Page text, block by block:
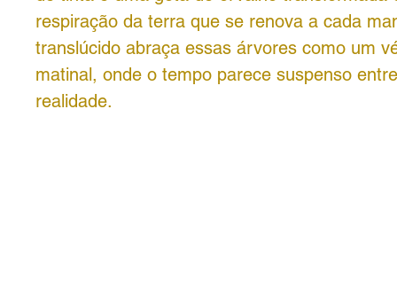
respiração da terra que se renova a cada
translúcido abraça essas árvores como um
matinal, onde o tempo parece suspenso
realidade.